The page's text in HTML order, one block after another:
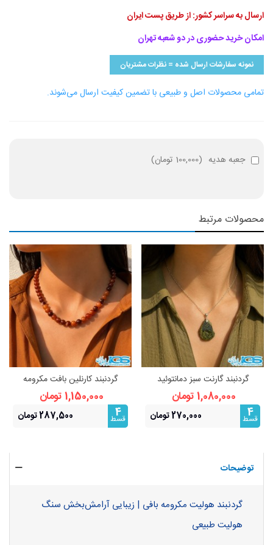
ارسال به سراسر کشور: از طریق پست ایران
امکان خرید حضوری در دو شعبه تهران
نمونه سفارشات ارسال شده = نظرات مشتریان
تمامی محصولات اصل و طبیعی با تضمین کیفیت ارسال می‌شوند.
جعبه هدیه (100,000 تومان )
محصولات مرتبط
گردنبند گارنت سبز دمانتوئید
(بازنجیراستیل)
1,080,000 تومان
4
قسط 270,000 تومان
گردنبند کارنلین بافت مکرومه
1,150,000 تومان
4
قسط 287,500 تومان
توضیحات
گردنبند هولیت مکرومه بافی | زیبایی آرامش‌بخش سنگ
هولیت طبیعی